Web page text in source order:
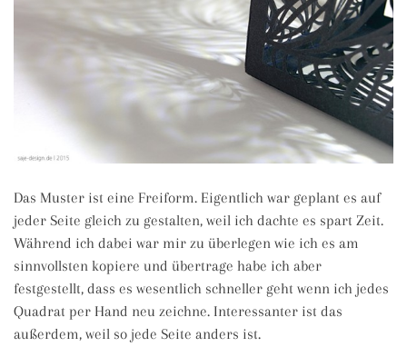
Das Muster ist eine Freiform. Eigentlich war geplant es auf
jeder Seite gleich zu gestalten, weil ich dachte es spart Zeit.
Während ich dabei war mir zu überlegen wie ich es am
sinnvollsten kopiere und übertrage habe ich aber
festgestellt, dass es wesentlich schneller geht wenn ich jedes
Quadrat per Hand neu zeichne. Interessanter ist das
außerdem, weil so jede Seite anders ist.